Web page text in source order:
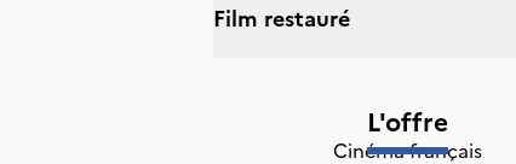
Film restauré
L'offre
Cinéma français